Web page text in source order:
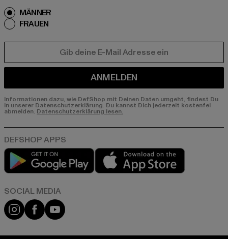
MÄNNER
FRAUEN
ANMELDEN
Informationen dazu, wie DefShop mit Deinen Daten umgeht, findest Du
in unserer Datenschutzerklärung. Du kannst Dich jederzeit kostenfei
abmelden. Datenschutzerklärung lesen.
Play market
Instagram
FacebookYouTube